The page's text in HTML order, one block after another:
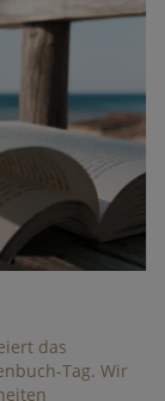
das
Tag. Wir